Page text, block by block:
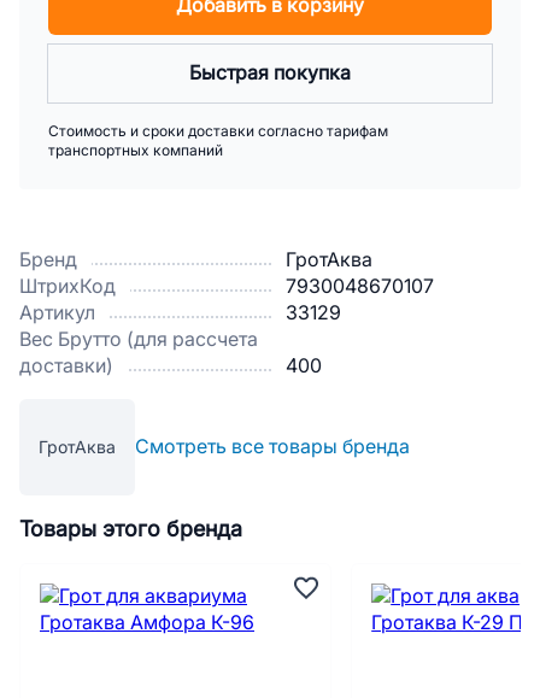
Бренд
ГротАква
ШтрихКод
7930048670107
Артикул
33129
Вес Брутто (для рассчета
доставки)
400
ГротАква Смотреть все товары бренда
Добавить в корзину
Быстрая покупка
Стоимость и сроки доставки согласно тарифам
транспортных компаний
Товары этого бренда